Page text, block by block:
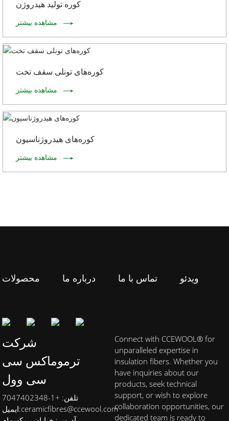
کوره تولید هیدروژن
مشاهده بیشتر
کوره‌های تونلی سقف تخت
مشاهده بیشتر
کوره‌های هیدروژناسیون
مشاهده بیشتر
محصولات درباره ما تماس با ما ویدئو
شرکت
ترموماکس سی
سی وول
تلفن: +1-7047402348
ایمیل:ceramicfibres@ccewool.com
Connect with CCEWOOL® for
unparalleled expertise in
insulation fibers. Whether you
have inquiries about our
products, seek technical
support, or wish to explore
collaboration opportunities, our
dedicated team is ready to